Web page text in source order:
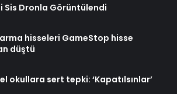
Sis Dronla Görüntülendi
hisseleri GameStop hisse
düştü
okullara sert tepki: ‘Kapatılsınlar’